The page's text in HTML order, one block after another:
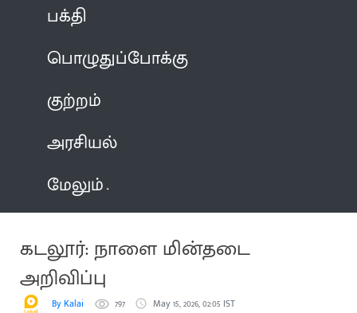
பக்தி
பொழுதுப்போக்கு
குற்றம்
அரசியல்
மேலும்
கடலூர்: நாளை மின்தடை
அறிவிப்பு
By Kalai 797 May 15, 2026, 02:05 IST